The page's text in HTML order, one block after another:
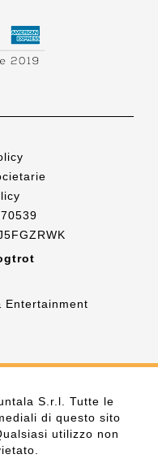
Entertainment
S.r.l. Tutte le
di questo sito
utilizzo non